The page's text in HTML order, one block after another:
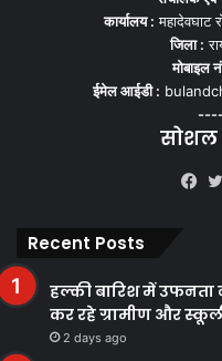
कार्यालय : महादेवघाट
जिला :
मोबाइल
ईमेल आईडी :
सोशल
Recent Posts
हल्की बारिश में उफनता
कर रहे ग्रामीण और
2 days ago